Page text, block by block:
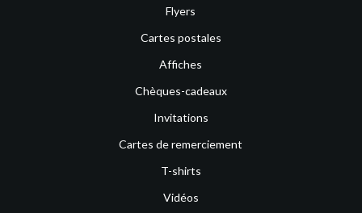
Flyers
Cartes postales
Affiches
Chèques-cadeaux
Invitations
Cartes de remerciement
T-shirts
Vidéos